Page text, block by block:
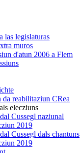
las legislaturas
muros
d'atun 2006 a Flem
da reabilitaziun CRea
elecziuns
Cussegl naziunal
2019
Cussegl dals chantuns
2019